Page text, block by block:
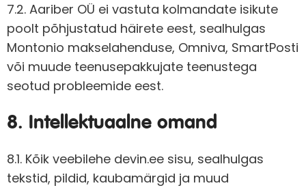
7.2. Aariber OÜ ei vastuta kolmandate isikute
poolt põhjustatud häirete eest, sealhulgas
Montonio makselahenduse, Omniva, SmartPosti
või muude teenusepakkujate teenustega
seotud probleemide eest.
8. Intellektuaalne omand
8.1. Kõik veebilehe devin.ee sisu, sealhulgas
tekstid, pildid, kaubamärgid ja muud